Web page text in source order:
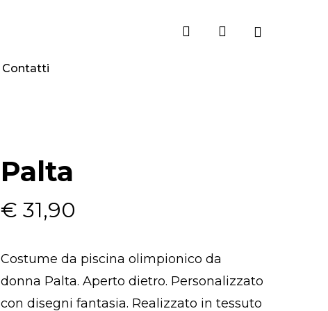
Contatti
Palta
€ 31,90
Costume da piscina olimpionico da
donna Palta. Aperto dietro. Personalizzato
con disegni fantasia. Realizzato in tessuto